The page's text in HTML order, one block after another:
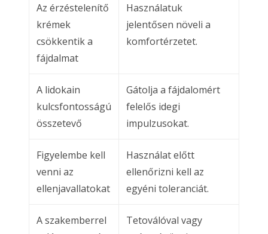
Az érzéstelenítő
krémek
csökkentik a
fájdalmat
Használatuk
jelentősen növeli a
komfortérzetet.
A lidokain
kulcsfontosságú
összetevő
Gátolja a fájdalomért
felelős idegi
impulzusokat.
Figyelembe kell
venni az
ellenjavallatokat
Használat előtt
ellenőrizni kell az
egyéni toleranciát.
A szakemberrel
Tetoválóval vagy